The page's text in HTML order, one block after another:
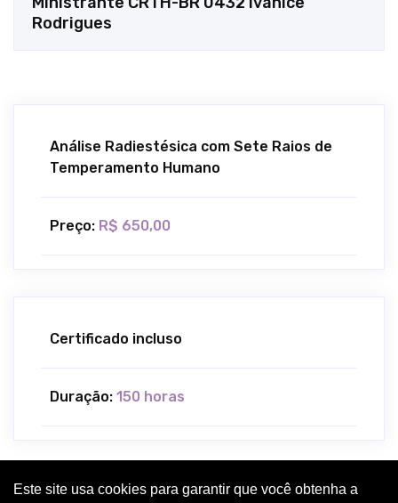
Rodrigues
Análise Radiestésica com Sete Raios de
Temperamento Humano
Preço: R$ 650,00
Certificado incluso
Duração: 150 horas
Este site usa cookies para garantir que você obtenha a